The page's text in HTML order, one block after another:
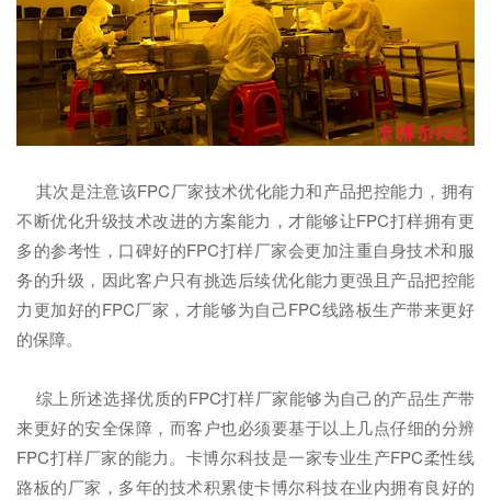
其次是注意该FPC厂家技术优化能力和产品把控能力，拥有
不断优化升级技术改进的方案能力，才能够让FPC打样拥有更
多的参考性，口碑好的FPC打样厂家会更加注重自身技术和服
务的升级，因此客户只有挑选后续优化能力更强且产品把控能
力更加好的FPC厂家，才能够为自己FPC线路板生产带来更好
的保障。
综上所述选择优质的FPC打样厂家能够为自己的产品生产带
来更好的安全保障，而客户也必须要基于以上几点仔细的分辨
FPC打样厂家的能力。卡博尔科技是一家专业生产FPC柔性线
路板的厂家，多年的技术积累使卡博尔科技在业内拥有良好的